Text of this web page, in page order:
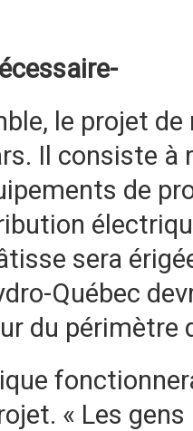
le projet
Il consiste
de
sera
Québec
du périmètre
« Les